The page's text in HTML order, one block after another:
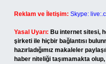
Reklam ve İletişim: Skype:
Yasal Uyarı: Bu internet sitesi,
şirketi ile hiçbir bağlantısı
hazırladığımız makaleler
haber niteliği taşımamakta